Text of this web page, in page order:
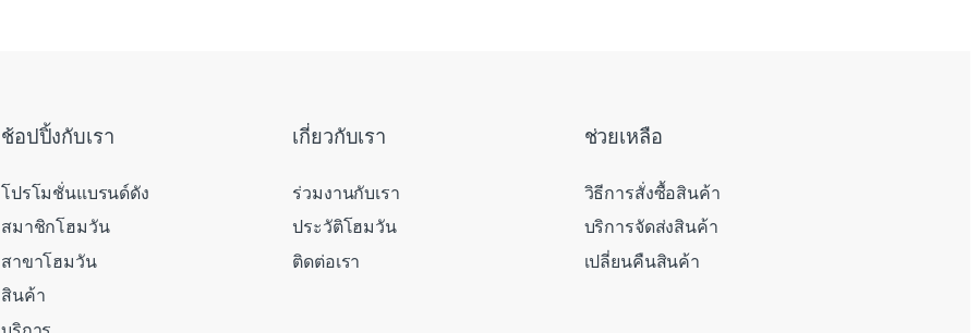
ช้อปปิ้งกับเรา
โปรโมชั่นแบรนด์ดัง
สมาชิกโฮมวัน
สาขาโฮมวัน
สินค้า
เกี่ยวกับเรา
ร่วมงานกับเรา
ประวัติโฮมวัน
ติดต่อเรา
ช่วยเหลือ
วิธีการสั่งซื้อสินค้า
บริการจัดส่งสินค้า
เปลี่ยนคืนสินค้า